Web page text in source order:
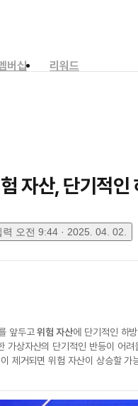
버십
리워드
자산, 단기적인
력 오전 9:44 · 2025. 04. 02.
앞두고위험 자산에 단기적인 하
가상자산의 단기적인 반등이 어려
제거되면 위험 자산이 상승할 가